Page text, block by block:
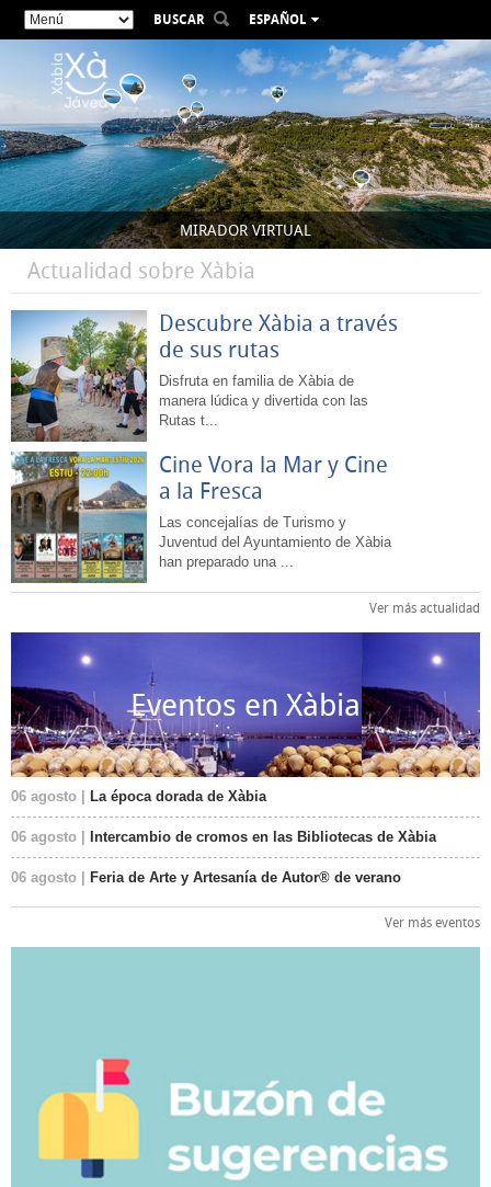
BUSCAR
ESPAÑOL
VALENCIÀ
ENGLISH
FRANÇAIS
DEUTSCH
РУССКИЙ
MIRADOR VIRTUAL
Actualidad sobre Xàbia
Descubre Xàbia a través
de sus rutas
Disfruta en familia de Xàbia de
manera lúdica y divertida con las
Rutas t...
Cine Vora la Mar y Cine
a la Fresca
Las concejalías de Turismo y
Juventud del Ayuntamiento de Xàbia
han preparado una ...
Ver más actualidad
Eventos en Xàbia
06 agosto | La época dorada de Xàbia
06 agosto | Intercambio de cromos en las Bibliotecas de Xàbia
06 agosto | Feria de Arte y Artesanía de Autor® de verano
Ver más eventos